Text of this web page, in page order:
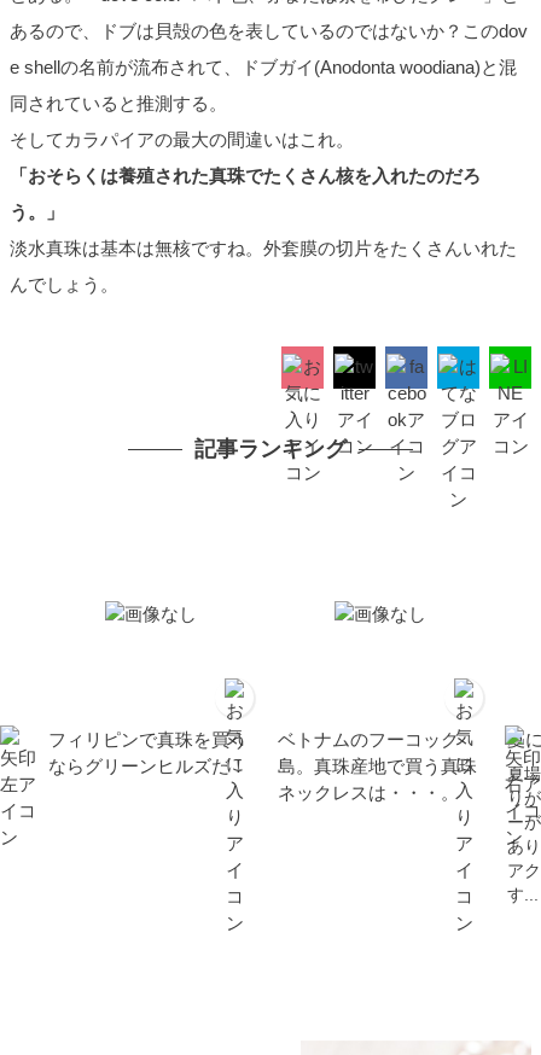
あるので、ドブは貝殻の色を表しているのではないか？このdov
e shellの名前が流布されて、ドブガイ(Anodonta woodiana)と混
同されていると推測する。
そしてカラパイアの最大の間違いはこれ。
「おそらくは養殖された真珠でたくさん核を入れたのだろ
う。」
淡水真珠は基本は無核ですね。外套膜の切片をたくさんいれた
んでしょう。
記事ランキング
フィリピンで真珠を買う
ならグリーンヒルズだ！
ベトナムのフーコック
島。真珠産地で買う真珠
ネックレスは・・・。
夏
夏
り
ー
あ
ア
す...